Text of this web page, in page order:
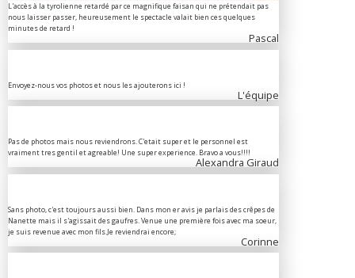
L'accès à la tyrolienne retardé par ce magnifique faisan qui ne prétendait pas
nous laisser passer, heureusement le spectacle valait bien ces quelques
minutes de retard !
Pascal
Envoyez-nous vos photos et nous les ajouterons ici !
L'équipe
Pas de photos mais nous reviendrons. C'etait super et le personnel est
vraiment tres gentil et agreable! Une super experience. Bravo a vous!!!!
Alexandra Giraud
Sans photo, c'est toujours aussi bien. Dans mon er avis je parlais des crêpes de
Nanette mais il s'agissait des gaufres. Venue une première fois avec ma soeur,
je suis revenue avec mon fils.Je reviendrai encore;
Corinne